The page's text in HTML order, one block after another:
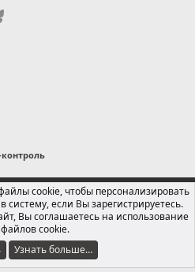
Bluesky
Помощь
cookie, чтобы персонализировать
систему, если Вы зарегистрируетесь.
Вы соглашаетесь на использование
cookie.
Узнать больше…